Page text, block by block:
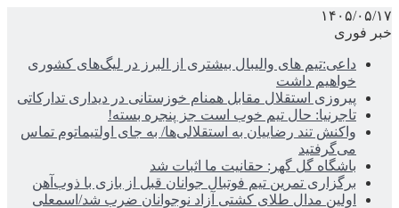
۱۴۰۵/۰۵/۱۷
خبر فوری
داعی:تیم های والیبال بیشتری از البرز در لیگ‌های کشوری
خواهیم داشت
پیروزی استقلال مقابل همنام خوزستانی در دیداری تدارکاتی
تاجرنیا: حال تیم خوب است جز پنجره بسته!
واکنش تند رضاییان به استقلالی‌ها/ به جای اولتیماتوم تماس
می‌گرفتید
باشگاه گل گهر: حقانیت ما اثبات شد
برگزاری تمرین تیم فوتبال جوانان قبل از بازی با ذوب‌آهن
اولین مدال طلای کشتی آزاد نوجوانان ضرب شد/اسمعلی